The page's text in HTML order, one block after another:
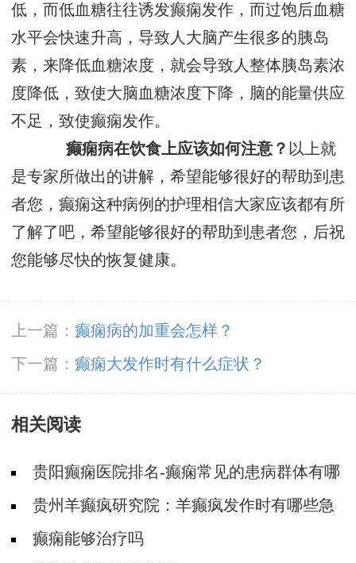
低，而低血糖往往诱发癫痫发作，而过饱后血糖
水平会快速升高，导致人大脑产生很多的胰岛
素，来降低血糖浓度，就会导致人整体胰岛素浓
度降低，致使大脑血糖浓度下降，脑的能量供应
不足，致使癫痫发作。
癫痫病在饮食上应该如何注意？ 以上就
是专家所做出的讲解，希望能够很好的帮助到患
者您，癫痫这种病例的护理相信大家应该都有所
了解了吧，希望能够很好的帮助到患者您，后祝
您能够尽快的恢复健康。
上一篇： 癫痫病的加重会怎样？
下一篇： 癫痫大发作时有什么症状？
相关阅读
贵阳癫痫医院排名-癫痫常见的患病群体有哪
些？贵州羊癫疯研究院：羊癫疯发作时有哪些急
救措施要做呢？
癫痫能够治疗吗